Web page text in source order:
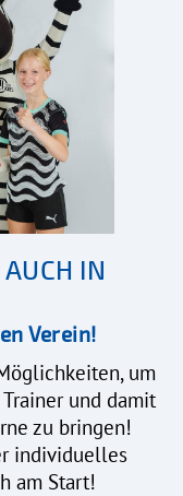
IN
Verein!
um
und damit
zu bringen!
individuelles
am Start!